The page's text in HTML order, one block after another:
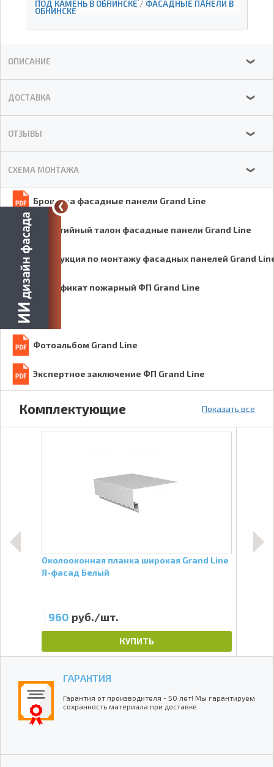
Брошюра фасадные панели Grand Line
Гарантийный талон фасадные панели Grand Line
Инструкция по монтажу фасадных панелей Grand
Сертификат пожарный ФП Grand Line
Фотоальбом Grand Line
Экспертное заключение ФП Grand Line
ПОД КАМЕНЬ В ОБНИНСКЕ/ ФАСАДНЫЕ ПАНЕЛИ В
ОБНИНСКЕ
ОПИСАНИЕ ❯
ДОСТАВКА ❯
ОТЗЫВЫ ❯
СХЕМА МОНТАЖА ❯
Комплектующие Показать все
Околооконная планка широкая Grand Line
Я-фасад Белый
960 руб./шт.
КУПИТЬ
ГАРАНТИЯ
Гарантия от производителя - 50 лет! Мы гарантируем
сохранность материала при доставке.